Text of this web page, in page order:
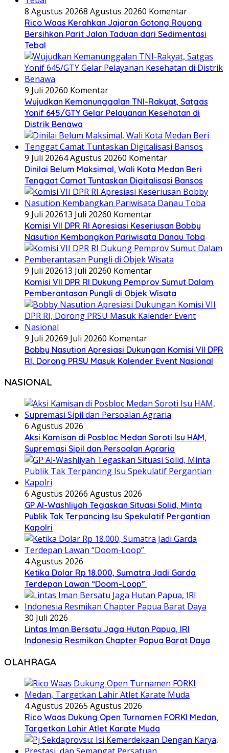
8 Agustus 20268 Agustus 20260 Komentar
Rico Waas Kerahkan Jajaran Gotong Royong
Bersihkan Parit Jalan Taduan dari Sedimentasi
Tebal
9 Juli 20260 Komentar
Wujudkan Kemanunggalan TNI-Rakyat, Satgas
Yonif 645/GTY Gelar Pelayanan Kesehatan di
Distrik Benawa
9 Juli 20264 Agustus 20260 Komentar
Dinilai Belum Maksimal, Wali Kota Medan Beri
Tenggat Camat Tuntaskan Digitalisasi Bansos
9 Juli 202613 Juli 20260 Komentar
Komisi VII DPR RI Apresiasi Keseriusan Bobby
Nasution Kembangkan Pariwisata Danau Toba
9 Juli 202613 Juli 20260 Komentar
Komisi VII DPR RI Dukung Pemprov Sumut Dalam
Pemberantasan Pungli di Objek Wisata
9 Juli 20269 Juli 20260 Komentar
Bobby Nasution Apresiasi Dukungan Komisi VII DPR
RI, Dorong PRSU Masuk Kalender Event Nasional
NASIONAL
6 Agustus 2026
Aksi Kamisan di Posbloc Medan Soroti Isu HAM,
Supremasi Sipil dan Persoalan Agraria
6 Agustus 20266 Agustus 2026
GP Al-Washliyah Tegaskan Situasi Solid, Minta
Publik Tak Terpancing Isu Spekulatif Pergantian
Kapolri
4 Agustus 2026
Ketika Dolar Rp 18.000, Sumatra Jadi Garda
Terdepan Lawan “Doom-Loop”
30 Juli 2026
Lintas Iman Bersatu Jaga Hutan Papua, IRI
Indonesia Resmikan Chapter Papua Barat Daya
OLAHRAGA
4 Agustus 20265 Agustus 2026
Rico Waas Dukung Open Turnamen FORKI Medan,
Targetkan Lahir Atlet Karate Muda